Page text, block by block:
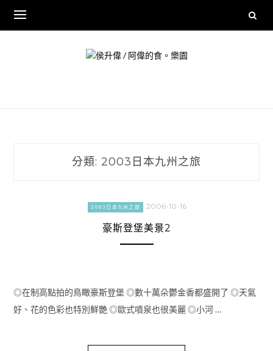
content
分類: 2003日本九州之旅
2003日本九州之旅 2006-10-16
豪斯登堡美景2
◎在制高點拍的鳥瞰豪斯登堡 ◎數十萬朵鬱金香都盛開了 ◎天氣
好、花的色彩也特別鮮艷 ◎歐式噴泉也很美麗 ◎小河 …